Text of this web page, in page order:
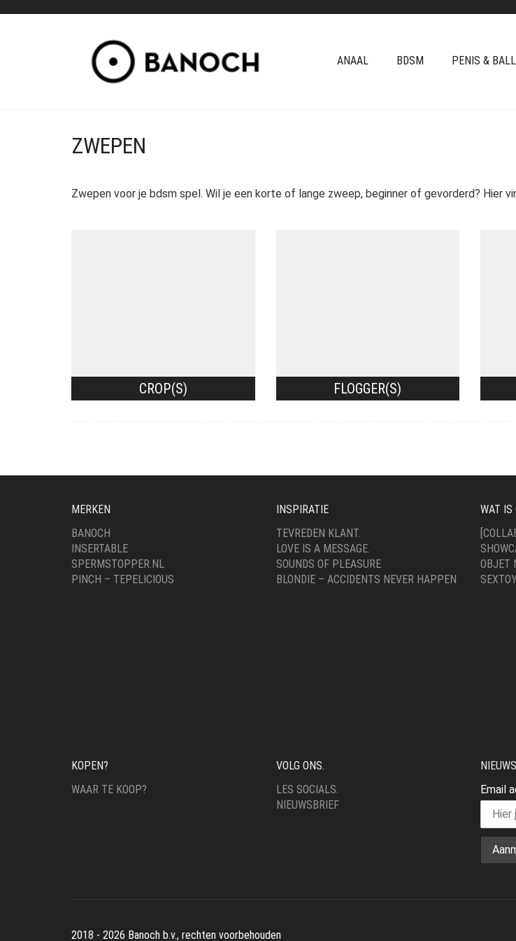
ANAAL BDSM PENIS &
ZWEPEN
Zwepen voor je bdsm spel. Wil je een korte of lange zweep, beginner of gevorderd? Hier
CROP(S) FLOGGER(S)
MERKEN
BANOCH
INSERTABLE
SPERMSTOPPER.NL
PINCH – TEPELICIOUS
INSPIRATIE
TEVREDEN KLANT.
LOVE IS A MESSAGE.
SOUNDS OF PLEASURE
BLONDIE – ACCIDENTS NEVER HAPPEN
WAT IS
OBJET
KOPEN?
WAAR TE KOOP?
VOLG ONS.
LES SOCIALS.
NIEUWSBRIEF
Email
2018 - 2026 Banoch b.v., rechten voorbehouden